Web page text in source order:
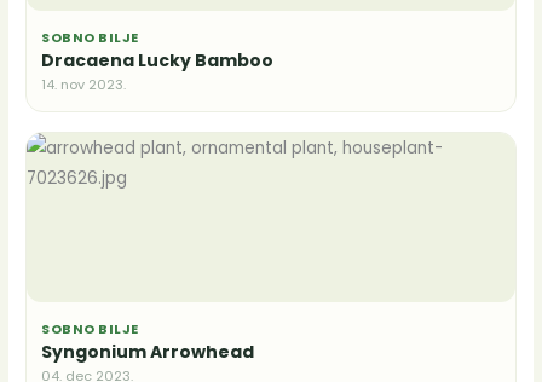
SOBNO BILJE
Dracaena Lucky Bamboo
14. nov 2023.
SOBNO BILJE
Syngonium Arrowhead
04. dec 2023.